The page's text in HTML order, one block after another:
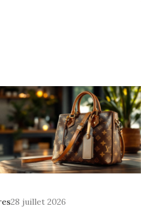
28 juillet 2026